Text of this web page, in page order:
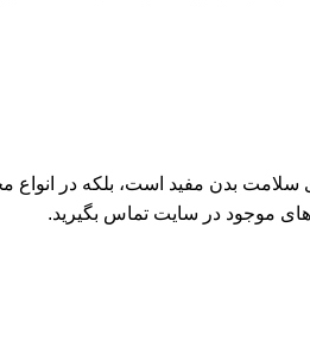
سلامت بدن مفید است، بلکه در
موجود در سایت تماس بگیرید.